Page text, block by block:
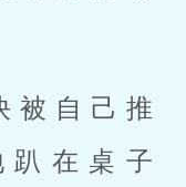
被自己推
在桌子